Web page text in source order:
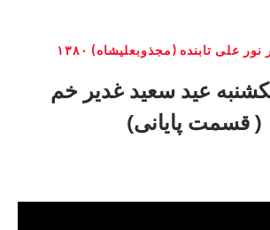
علی تابنده (مجذوبعلیشاه) ۱۳۸۰
عید سعید غدیر خم